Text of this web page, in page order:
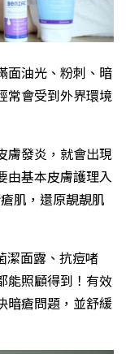
面油光、粉刺、暗
常會受到外界環境
膚發炎，就會出現
由基本皮膚護理入
肌，還原靚靚肌
潔面露、抗痘啫
能照顧得到！有效
暗瘡問題，並舒緩